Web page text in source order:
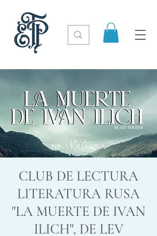
CLUB DE LECTURA
LITERATURA RUSA
"LA MUERTE DE IVAN
ILICH", DE LEV